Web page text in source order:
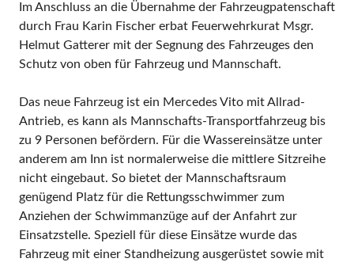
Im Anschluss an die Übernahme der Fahrzeugpatenschaft
durch Frau Karin Fischer erbat Feuerwehrkurat Msgr.
Helmut Gatterer mit der Segnung des Fahrzeuges den
Schutz von oben für Fahrzeug und Mannschaft.
Das neue Fahrzeug ist ein Mercedes Vito mit Allrad-
Antrieb, es kann als Mannschafts-Transportfahrzeug bis
zu 9 Personen befördern. Für die Wassereinsätze unter
anderem am Inn ist normalerweise die mittlere Sitzreihe
nicht eingebaut. So bietet der Mannschaftsraum
genügend Platz für die Rettungsschwimmer zum
Anziehen der Schwimmanzüge auf der Anfahrt zur
Einsatzstelle. Speziell für diese Einsätze wurde das
Fahrzeug mit einer Standheizung ausgerüstet sowie mit